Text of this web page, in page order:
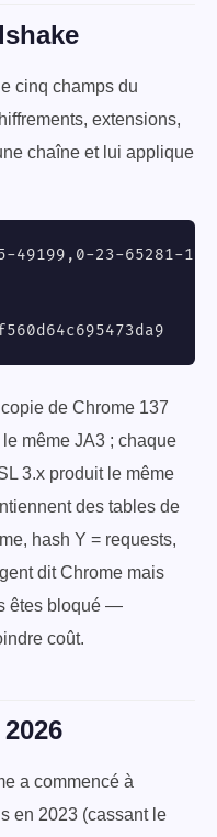
cinq champs du
extensions,
chaîne et lui applique
49199,0-23-65281-
de Chrome 137
même JA3 ; chaque
3.x produit le même
des tables de
hash Y = requests,
dit Chrome mais
êtes bloqué —
coût.
a commencé à
en 2023 (cassant le